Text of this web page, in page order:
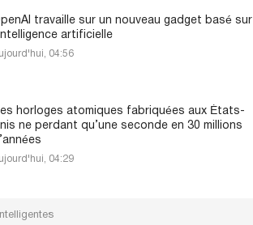
travaille sur un nouveau gadget basé sur
artificielle
04:56
horloges atomiques fabriquées aux États-
ne perdant qu’une seconde en 30 millions
04:29